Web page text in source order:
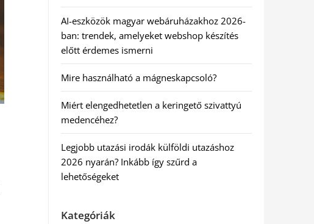
AI-eszközök magyar webáruházakhoz 2026-
ban: trendek, amelyeket webshop készítés
előtt érdemes ismerni
Mire használható a mágneskapcsoló?
Miért elengedhetetlen a keringető szivattyú
medencéhez?
Legjobb utazási irodák külföldi utazáshoz
2026 nyarán? Inkább így szűrd a
lehetőségeket
Kategóriák